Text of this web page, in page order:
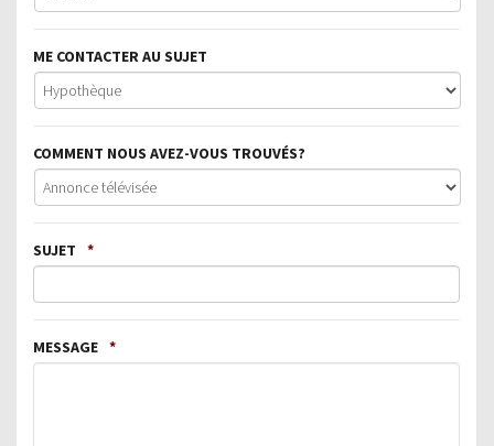
ME CONTACTER AU SUJET
COMMENT NOUS AVEZ-VOUS TROUVÉS?
SUJET *
MESSAGE *